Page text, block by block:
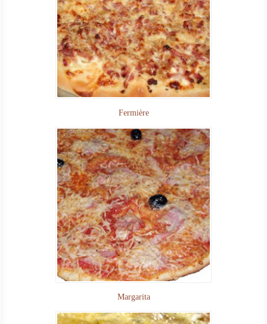
Fermière
Margarita